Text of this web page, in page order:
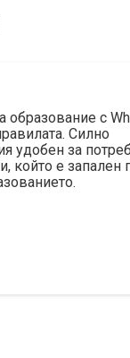
с WhyDonate
потребителя
по